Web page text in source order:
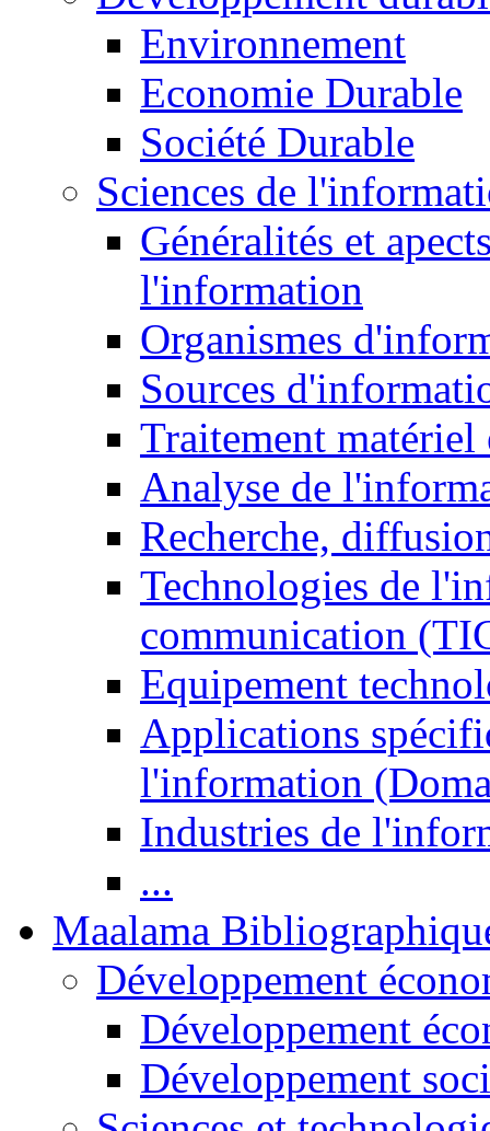
Environnement
Economie Durable
Société Durable
Sciences de
Généralités et
l'information
Organismes
Sources
Traitement matériel
Analyse de
Recherche,
Technologies de
communication
Equipement
Applications
l'information
Industries de
...
Maalama
Développement
Développement
Développement